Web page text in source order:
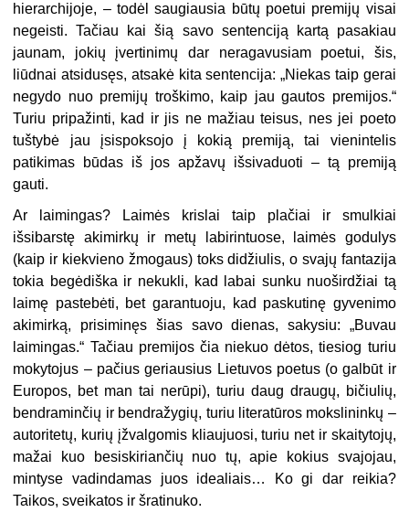
hierarchijoje, – todėl saugiausia būtų poetui premijų visai
negeisti. Tačiau kai šią savo sentenciją kartą pasakiau
jaunam, jokių įvertinimų dar neragavusiam poetui, šis,
liūdnai atsidusęs, atsakė kita sentencija: „Niekas taip gerai
negydo nuo premijų troškimo, kaip jau gautos premijos.“
Turiu pripažinti, kad ir jis ne mažiau teisus, nes jei poeto
tuštybė jau įsispoksojo į kokią premiją, tai vienintelis
patikimas būdas iš jos apžavų išsivaduoti – tą premiją
gauti.
Ar laimingas? Laimės krislai taip plačiai ir smulkiai
išsibarstę akimirkų ir metų labirintuose, laimės godulys
(kaip ir kiekvieno žmogaus) toks didžiulis, o svajų fantazija
tokia begėdiška ir nekukli, kad labai sunku nuoširdžiai tą
laimę pastebėti, bet garantuoju, kad paskutinę gyvenimo
akimirką, prisiminęs šias savo dienas, sakysiu: „Buvau
laimingas.“ Tačiau premijos čia niekuo dėtos, tiesiog turiu
mokytojus – pačius geriausius Lietuvos poetus (o galbūt ir
Europos, bet man tai nerūpi), turiu daug draugų, bičiulių,
bendraminčių ir bendražygių, turiu literatūros mokslininkų –
autoritetų, kurių įžvalgomis kliaujuosi, turiu net ir skaitytojų,
mažai kuo besiskiriančių nuo tų, apie kokius svajojau,
mintyse vadindamas juos idealiais… Ko gi dar reikia?
Taikos, sveikatos ir šratinuko.